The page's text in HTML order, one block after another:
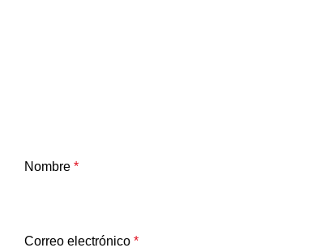
Nombre *
Correo electrónico *